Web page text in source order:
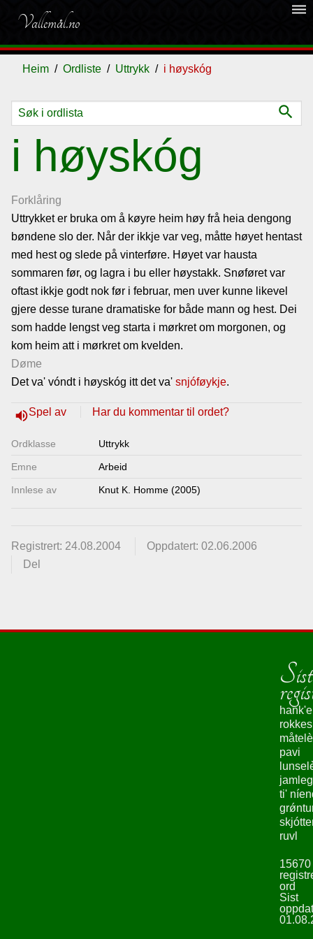
Vallemål.no
dehaze
Heim Ordliste Uttrykk i høyskóg
search
i høyskóg
Forklåring
Uttrykket er bruka om å køyre heim høy frå heia dengong
bøndene slo der. Når der ikkje var veg, måtte høyet hentast
med hest og slede på vinterføre. Høyet var hausta
sommaren før, og lagra i bu eller høystakk. Snøføret var
oftast ikkje godt nok før i februar, men uver kunne likevel
gjere desse turane dramatiske for både mann og hest. Dei
som hadde lengst veg starta i mørkret om morgonen, og
kom heim att i mørkret om kvelden.
Døme
Det va' vóndt i høyskóg itt det va' snjóføykje.
volume_upSpel av Har du kommentar til ordet?
Ordklasse Uttrykk
Emne Arbeid
Innlese av Knut K. Homme (2005)
Registrert: 24.08.2004
Oppdatert: 02.06.2006
Del
Ordliste
Om
vallemålet
Gjestebok
Nyhende
Lenkjer
Kontakt
oss
hank'e
pavi
ti'
ruvl
15670
ord
Sist